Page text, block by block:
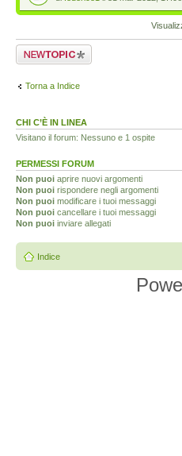
Scrivi un nuovo
argomento
Torna a Indice
CHI C’È IN LINEA
Visitano il forum: Nessuno e 1 ospite
PERMESSI FORUM
Non puoi aprire nuovi argomenti
Non puoi rispondere negli argomenti
Non puoi modificare i tuoi messaggi
Non puoi cancellare i tuoi messaggi
Non puoi inviare allegati
Indice